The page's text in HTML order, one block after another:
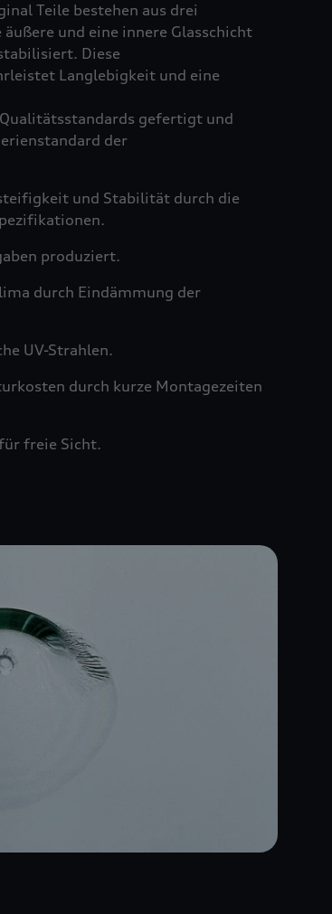
Teile bestehen aus drei
und eine innere Glasschicht
Diese
Langlebigkeit und eine
gefertigt und
der
und Stabilität durch die
produziert.
durch Eindämmung der
UV-Strahlen.
durch kurze Montagezeiten
freie Sicht.